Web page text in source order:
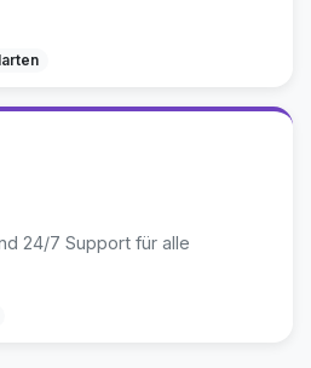
24/7 Support für alle